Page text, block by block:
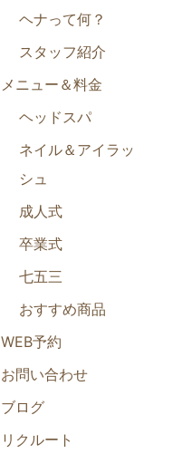
ヘナって何？
スタッフ紹介
メニュー＆料金
ヘッドスパ
ネイル＆アイラッ
シュ
成人式
卒業式
七五三
おすすめ商品
WEB予約
お問い合わせ
ブログ
リクルート